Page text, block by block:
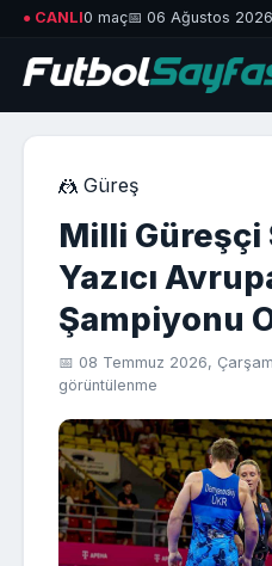
● CANLI0 maç📅 06 Ağustos
🤼 Güreş
Milli Güreşçi
Yazıcı
Şampiyonu
📅 08 Temmuz 2026,
görüntülenme